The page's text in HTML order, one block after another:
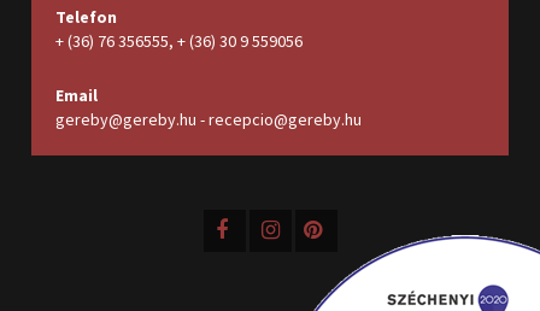
Telefon
+ (36) 76 356555, + (36) 30 9 559056
Email
gereby@gereby.hu - recepcio@gereby.hu